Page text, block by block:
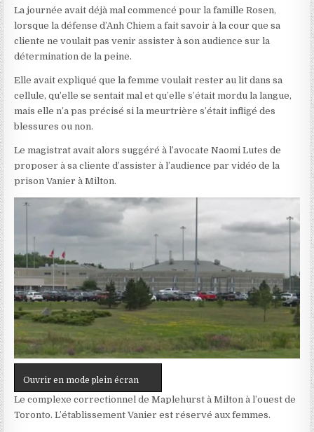
La journée avait déjà mal commencé pour la famille Rosen,
lorsque la défense d’Anh Chiem a fait savoir à la cour que sa
cliente ne voulait pas venir assister à son audience sur la
détermination de la peine.
Elle avait expliqué que la femme voulait rester au lit dans sa
cellule, qu’elle se sentait mal et qu’elle s’était mordu la langue,
mais elle n’a pas précisé si la meurtrière s’était infligé des
blessures ou non.
Le magistrat avait alors suggéré à l’avocate Naomi Lutes de
proposer à sa cliente d’assister à l’audience par vidéo de la
prison Vanier à Milton.
Ouvrir en mode plein écran
Le complexe correctionnel de Maplehurst à Milton à l’ouest de
Toronto. L’établissement Vanier est réservé aux femmes.